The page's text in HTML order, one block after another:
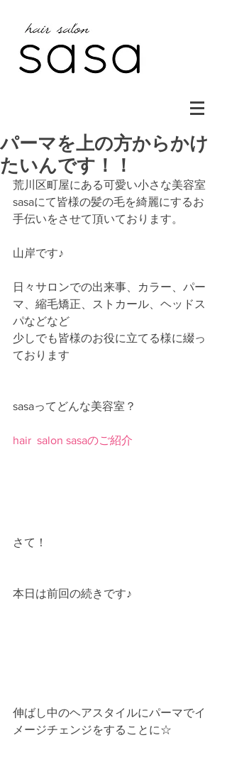
パーマを上の方からかけ
たいんです！！
荒川区町屋にある可愛い小さな美容室
sasaにて皆様の髪の毛を綺麗にするお
手伝いをさせて頂いております。
山岸です♪
日々サロンでの出来事、カラー、パー
マ、縮毛矯正、ストカール、ヘッドス
パなどなど
少しでも皆様のお役に立てる様に綴っ
ております
sasaってどんな美容室？
hair  salon sasaのご紹介
さて！
本日は前回の続きです♪
伸ばし中のヘアスタイルにパーマでイ
メージチェンジをすることに☆